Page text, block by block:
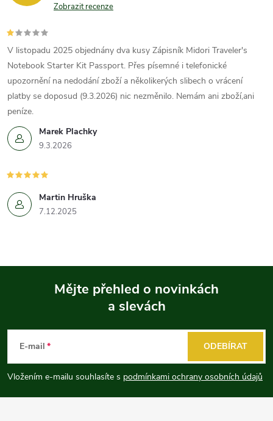
Zobrazit recenze
Marek Plachky
9.3.2026
V listopadu 2025 objednány dva kusy Zápisník Midori Traveler's
Notebook Starter Kit Passport. Přes písemné i telefonické
upozornění na nedodání zboží a několikerých slibech o vrácení
platby se doposud (9.3.2026) nic nezměnilo. Nemám ani zboží,ani
peníze.
Martin Hruška
7.12.2025
p
a
Mějte přehled o novinkách
a slevách
E-mail
Vložením e-mailu souhlasíte s podmínkami ochrany osobních údajů
ODEBÍRAT